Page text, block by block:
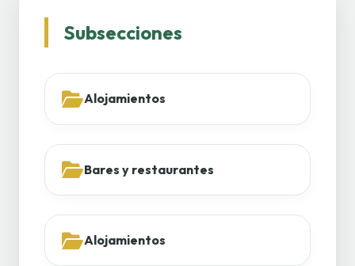
Subsecciones
Alojamientos
Bares y restaurantes
Alojamientos